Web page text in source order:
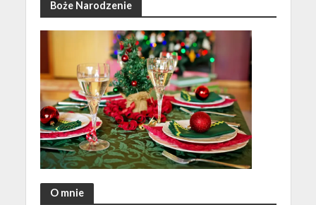
Boże Narodzenie
O mnie